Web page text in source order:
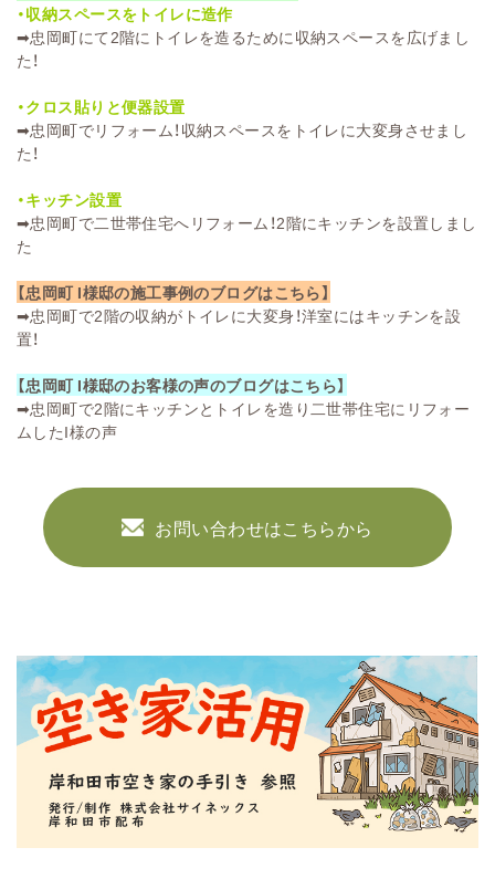
・収納スペースをトイレに造作
➡忠岡町にて2階にトイレを造るために収納スペースを広げまし
た！
・クロス貼りと便器設置
➡忠岡町でリフォーム！収納スペースをトイレに大変身させまし
た！
・キッチン設置
➡忠岡町で二世帯住宅へリフォーム！2階にキッチンを設置しまし
た
【忠岡町 I様邸の施工事例のブログはこちら】
➡忠岡町で2階の収納がトイレに大変身！洋室にはキッチンを設
置！
【忠岡町 I様邸のお客様の声のブログはこちら】
➡忠岡町で2階にキッチンとトイレを造り二世帯住宅にリフォー
ムしたI様の声
お問い合わせはこちらから